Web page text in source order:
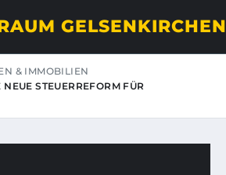
GELSENKIRCHEN
& IMMOBILIEN
STEUERREFORM FÜR